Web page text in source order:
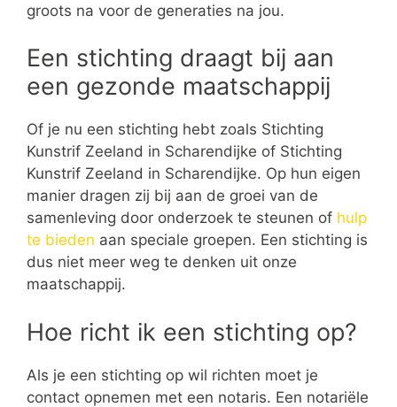
groots na voor de generaties na jou.
Een stichting draagt bij aan
een gezonde maatschappij
Of je nu een stichting hebt zoals Stichting
Kunstrif Zeeland in Scharendijke of Stichting
Kunstrif Zeeland in Scharendijke. Op hun eigen
manier dragen zij bij aan de groei van de
samenleving door onderzoek te steunen of hulp
te bieden aan speciale groepen. Een stichting is
dus niet meer weg te denken uit onze
maatschappij.
Hoe richt ik een stichting op?
Als je een stichting op wil richten moet je
contact opnemen met een notaris. Een notariële